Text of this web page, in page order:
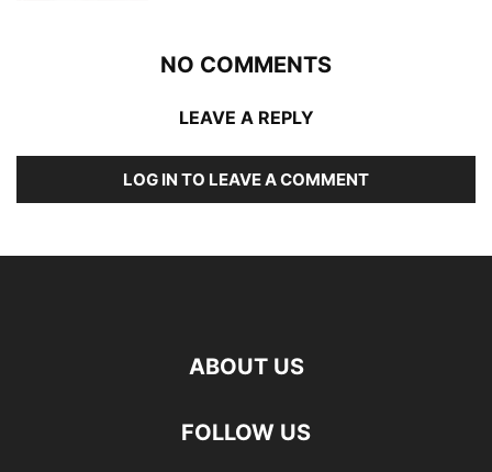
NO COMMENTS
LEAVE A REPLY
LOG IN TO LEAVE A COMMENT
ABOUT US
FOLLOW US